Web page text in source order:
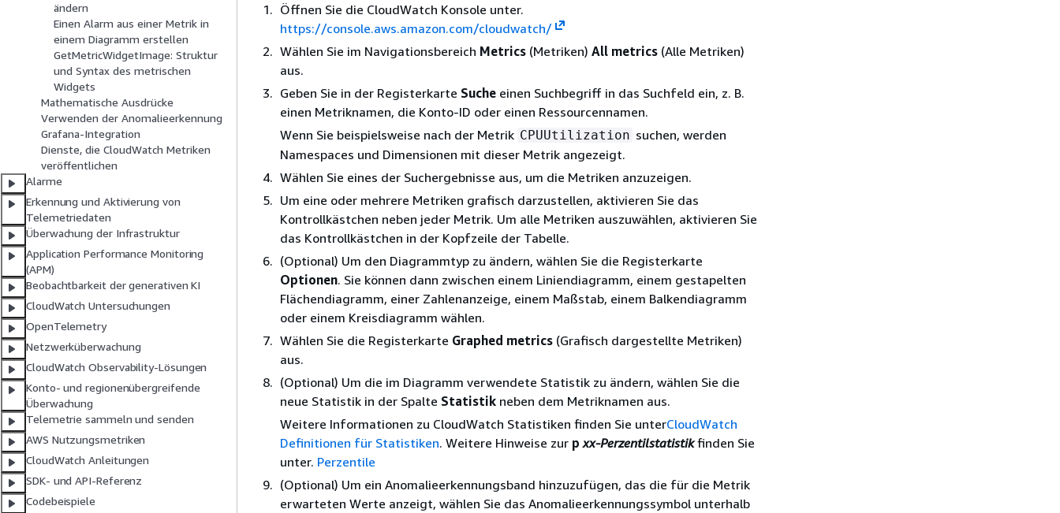
ändern
Einen Alarm aus einer Metrik in
einem Diagramm erstellen
GetMetricWidgetImage: Struktur
und Syntax des metrischen
Widgets
Mathematische Ausdrücke
Verwenden der Anomalieerkennung
Grafana-Integration
Dienste, die CloudWatch Metriken
veröffentlichen
Alarme
Erkennung und Aktivierung von
Telemetriedaten
Überwachung der Infrastruktur
Application Performance Monitoring
(APM)
Beobachtbarkeit der generativen KI
CloudWatch Untersuchungen
OpenTelemetry
Netzwerküberwachung
CloudWatch Observability-Lösungen
Konto- und regionenübergreifende
Überwachung
Telemetrie sammeln und senden
AWS Nutzungsmetriken
CloudWatch Anleitungen
SDK- und API-Referenz
Codebeispiele
Öffnen Sie die CloudWatch Konsole unter.
https://console.aws.amazon.com/cloudwatch/
Wählen Sie im Navigationsbereich Metrics (Metriken) All metrics (Alle Metriken)
aus.
Geben Sie in der Registerkarte Suche einen Suchbegriff in das Suchfeld ein, z. B.
einen Metriknamen, die Konto-ID oder einen Ressourcennamen.
Wenn Sie beispielsweise nach der Metrik CPUUtilization suchen, werden
Namespaces und Dimensionen mit dieser Metrik angezeigt.
Wählen Sie eines der Suchergebnisse aus, um die Metriken anzuzeigen.
Um eine oder mehrere Metriken grafisch darzustellen, aktivieren Sie das
Kontrollkästchen neben jeder Metrik. Um alle Metriken auszuwählen, aktivieren Sie
das Kontrollkästchen in der Kopfzeile der Tabelle.
(Optional) Um den Diagrammtyp zu ändern, wählen Sie die Registerkarte
Optionen. Sie können dann zwischen einem Liniendiagramm, einem gestapelten
Flächendiagramm, einer Zahlenanzeige, einem Maßstab, einem Balkendiagramm
oder einem Kreisdiagramm wählen.
Wählen Sie die Registerkarte Graphed metrics (Grafisch dargestellte Metriken)
aus.
(Optional) Um die im Diagramm verwendete Statistik zu ändern, wählen Sie die
neue Statistik in der Spalte Statistik neben dem Metriknamen aus.
Weitere Informationen zu CloudWatch Statistiken finden Sie unterCloudWatch
Definitionen für Statistiken. Weitere Hinweise zur p xx-Perzentilstatistikfinden Sie
unter. Perzentile
(Optional) Um ein Anomalieerkennungsband hinzuzufügen, das die für die Metrik
erwarteten Werte anzeigt, wählen Sie das Anomalieerkennungssymbol unterhalb